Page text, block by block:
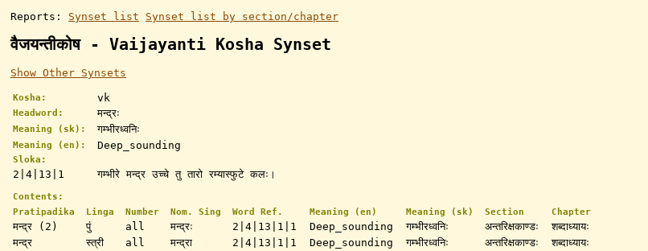
Reports: Synset list Synset list by section/chapter
वैजयन्तीकोष - Vaijayanti Kosha Synset
Show Other Synsets
Kosha: vk
Headword: मन्द्रः
Meaning (sk): गम्भीरध्वनिः
Meaning (en): Deep_sounding
Sloka:
2|4|13|1 गम्भीरे मन्द्र उच्चे तु तारो रम्यास्फुटे कलः।
Contents:
Pratipadika
Linga Number Nom. Sing Word Ref. Meaning (en) Meaning (sk) Section Chapter
मन्द्र (2) पुं all मन्द्रः 2|4|13|1|1 Deep_sounding गम्भीरध्वनिः अन्तरिक्षकाण्डः
शब्दाध्यायः
मन्द्र
स्त्री all मन्द्रा 2|4|13|1|1 Deep_sounding गम्भीरध्वनिः अन्तरिक्षकाण्डः
शब्दाध्यायः